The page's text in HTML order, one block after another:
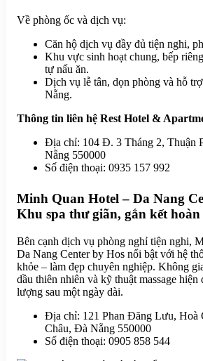
Về phòng ốc và dịch vụ:
Căn hộ dịch vụ đầy đủ tiện nghi,
Khu vực sinh hoạt chung, bếp
tự nấu ăn.
Dịch vụ lễ tân, dọn phòng và hỗ
Nẵng.
Thông tin liên hệ Rest Hotel &
Địa chỉ: 104 Đ. 3 Tháng 2, Thuận
Nẵng 550000
Số điện thoại: 0935 157 992
Minh Quan Hotel – Da Nang
Khu spa thư giãn, gắn kết
Bên cạnh dịch vụ phòng nghỉ tiện nghi,
Da Nang Center by Hos nổi bật với hệ
khỏe – làm đẹp chuyên nghiệp. Không
dầu thiên nhiên và kỹ thuật massage
lượng sau một ngày dài.
Địa chỉ: 121 Phan Đăng Lưu, Hoà
Châu, Đà Nẵng 550000
Số điện thoại: 0905 858 544